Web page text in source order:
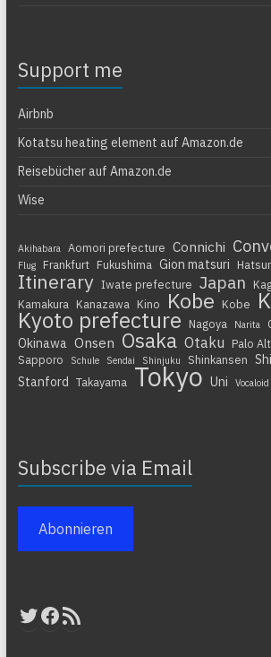
Support me
Airbnb
Kotatsu heating element auf Amazon.de
Reisebücher auf Amazon.de
Wise
Akihabara Aomori prefecture Connichi
Flug Frankfurt Fukushima Gion matsuri
Itinerary Iwate prefecture Japan
Kamakura
Kanazawa Kino Kobe Kobe
Kyoto prefecture Nagoya Narita
Okinawa Onsen Osaka Otaku Palo
Sapporo Schule Sendai Shinjuku Shinkansen
Stanford Takayama Tokyo Uni Vocaloid
Subscribe via Email
Abonnieren
Twitter
Facebook
RSS-Feed